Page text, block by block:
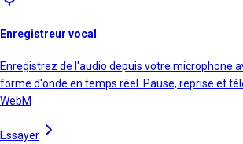
Enregistreur vocal
Enregistrez de l'audio depuis votre microphone
forme d'onde en temps réel. Pause, reprise et
WebM
Essayer